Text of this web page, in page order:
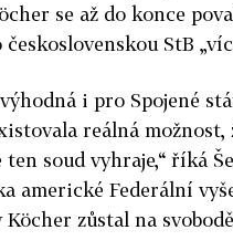
se až do konce
StB
i pro Spojené
reálná možnost,
ten soud vyhraje,“ říká
americké Federální
zůstal na